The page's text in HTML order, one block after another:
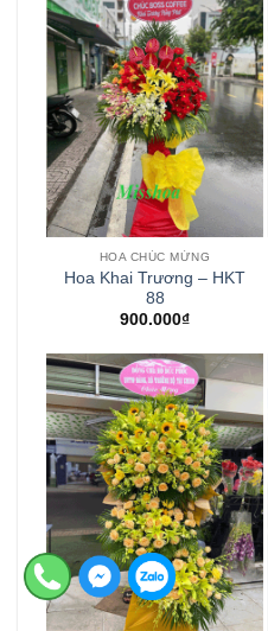
HOA CHÚC MỪNG
Hoa Khai Trương – HKT
88
900.000₫